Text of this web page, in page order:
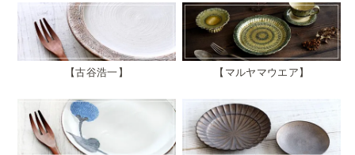
古谷浩一 マルヤマウエア